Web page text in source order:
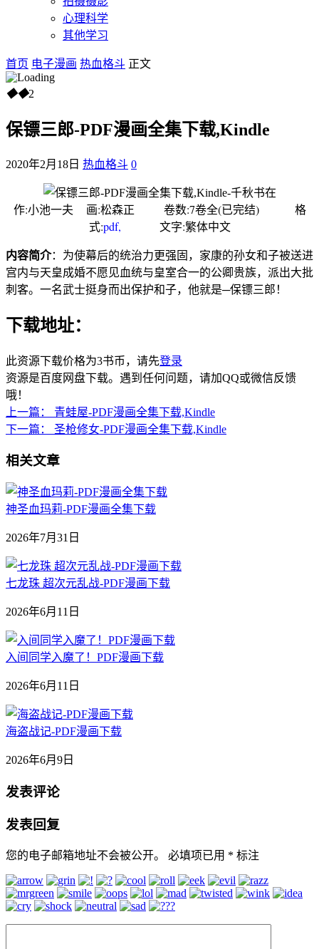
心理科学
其他学习
首页 电子漫画 热血格斗 正文
◆◆2
保镖三郎-PDF漫画全集下载,Kindle
2020年2月18日 热血格斗 0
作:小池一夫 画:松森正 卷数:7卷全(已完结) 格
式:pdf, 文字:繁体中文
内容简介：为使幕后的统治力更强固，家康的孙女和子被送进
宫内与天皇成婚不愿见血统与皇室合一的公卿贵族，派出大批
刺客。一名武士挺身而出保护和子，他就是─保镖三郎！
下载地址：
此资源下载价格为3书币，请先登录
资源是百度网盘下载。遇到任何问题，请加QQ或微信反馈
哦！
上一篇：
青蛙屋-PDF漫画全集下载,Kindle
下一篇：
圣枪修女-PDF漫画全集下载,Kindle
相关文章
神圣血玛莉-PDF漫画全集下载
2026年7月31日
七龙珠 超次元乱战-PDF漫画下载
2026年6月11日
入间同学入魔了！PDF漫画下载
2026年6月11日
海盗战记-PDF漫画下载
2026年6月9日
发表评论
发表回复
您的电子邮箱地址不会被公开。 必填项已用 * 标注